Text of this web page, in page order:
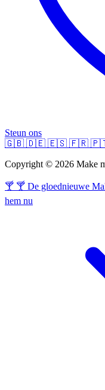
Steun ons
🇬🇧 🇩🇪 🇪🇸 🇫🇷
Copyright © 2026 Make
🍸 🍸 De gloednieuwe
hem nu